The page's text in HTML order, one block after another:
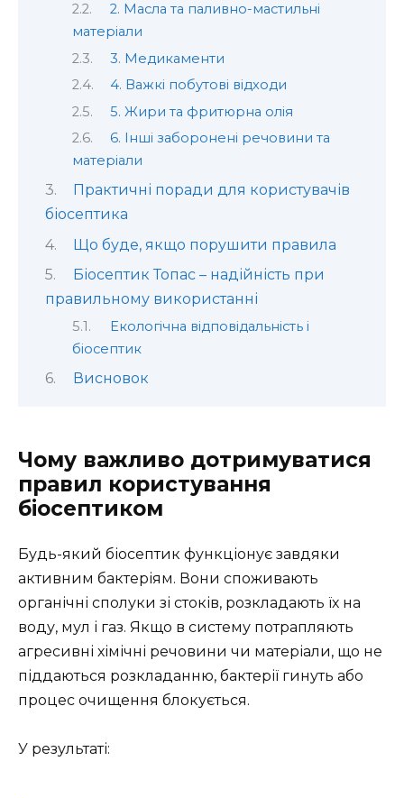
2. Масла та паливно-мастильні
матеріали
3. Медикаменти
4. Важкі побутові відходи
5. Жири та фритюрна олія
6. Інші заборонені речовини та
матеріали
Практичні поради для користувачів
біосептика
Що буде, якщо порушити правила
Біосептик Топас – надійність при
правильному використанні
Екологічна відповідальність і
біосептик
Висновок
Чому важливо дотримуватися
правил користування
біосептиком
Будь-який біосептик функціонує завдяки
активним бактеріям. Вони споживають
органічні сполуки зі стоків, розкладають їх на
воду, мул і газ. Якщо в систему потрапляють
агресивні хімічні речовини чи матеріали, що не
піддаються розкладанню, бактерії гинуть або
процес очищення блокується.
У результаті: